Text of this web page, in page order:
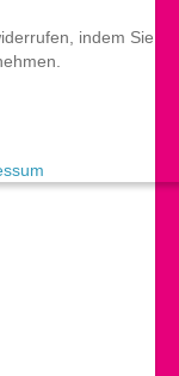
indem Sie